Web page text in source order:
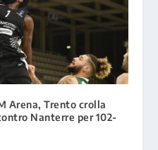
Arena, Trento crolla
Nanterre per 102-